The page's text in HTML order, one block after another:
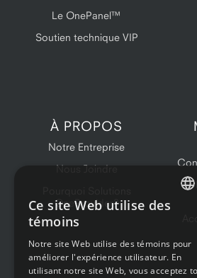
Le OnePanel™
Soutien technique VIP
À PROPOS
Notre Entreprise
Nous Joindre
OneProvider?
Ce site Web utilise des
témoins
Notre site Web utilise des témoins pour
améliorer l'expérience utilisateur. En
utilisant notre site Web, vous acceptez